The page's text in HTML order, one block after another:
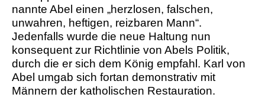
nannte Abel einen „herzlosen, falschen,
unwahren, heftigen, reizbaren Mann“.
Jedenfalls wurde die neue Haltung nun
konsequent zur Richtlinie von Abels Politik,
durch die er sich dem König empfahl. Karl von
Abel umgab sich fortan demonstrativ mit
Männern der katholischen Restauration.